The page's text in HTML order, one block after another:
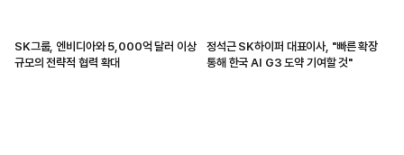
SK그룹, 엔비디아와 5,000억 달러 이상
규모의 전략적 협력 확대
정석근 SK하이퍼 대표이사, "빠른 확장
통해 한국 AI G3 도약 기여할 것"